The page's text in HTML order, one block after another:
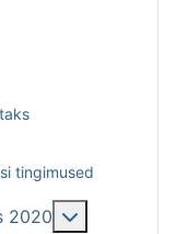
tingimused
2020